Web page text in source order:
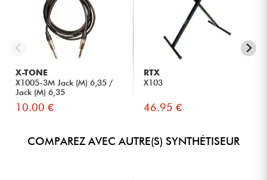
X-TONE
X1005-3M Jack (M) 6,35 /
Jack (M) 6,35
10.00 €
RTX
X103
46.95 €
COMPAREZ AVEC AUTRE(S) SYNTHÉTISEUR